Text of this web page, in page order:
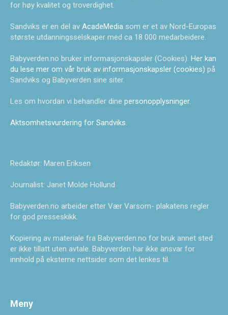
for høy kvalitet og troverdighet.
Sandviks er en del av AcadeMedia som er et av Nord-Europas
største utdanningsselskaper med ca 18 000 medarbeidere.
Babyverden.no bruker informasjonskapsler (Cookies). Her kan
du lese mer om vår bruk av informasjonskapsler (cookies) på
Sandviks og Babyverden sine siter.
Les om hvordan vi behandler dine personopplysninger.
Aktsomhetsvurdering for Sandviks.
Redaktør: Maren Eriksen
Journalist: Janet Molde Hollund
Babyverden.no arbeider etter Vær Varsom- plakatens regler
for god presseskikk.
Kopiering av materiale fra Babyverden.no for bruk annet sted
er ikke tillatt uten avtale. Babyverden har ikke ansvar for
innhold på eksterne nettsider som det lenkes til.
Meny